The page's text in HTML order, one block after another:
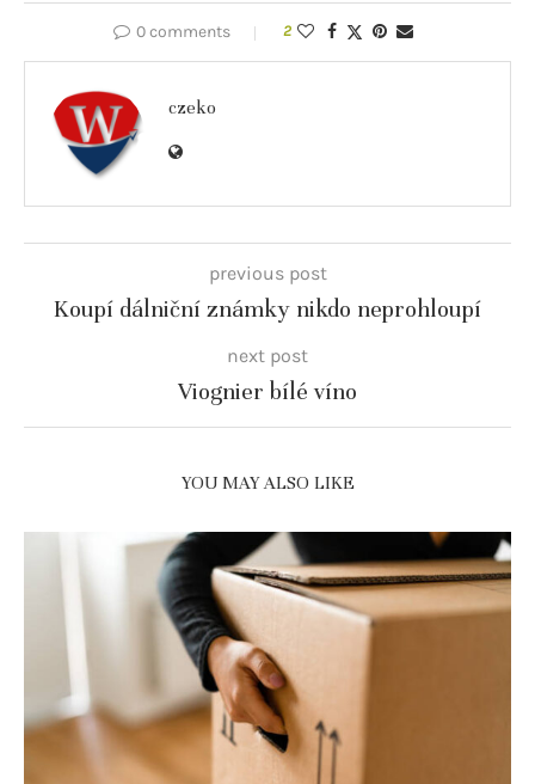
0 comments 2
czeko
previous post
Koupí dálniční známky nikdo neprohloupí
next post
Viognier bílé víno
YOU MAY ALSO LIKE